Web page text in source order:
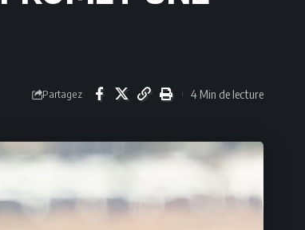
Partagez 4 Min de lecture